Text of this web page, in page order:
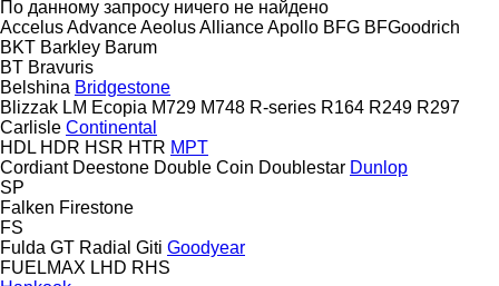
По данному запросу ничего не найдено
AccelusAdvanceAeolusAllianceApollo BFG BFGoodrich
BKT Barkley Barum
BT Bravuris
Belshina Bridgestone
Blizzak LM Ecopia M729 M748 R-series R164 R249 R297
Carlisle Continental
HDL HDR HSR HTR MPT
Cordiant Deestone Double Coin Doublestar Dunlop
SP
Falken Firestone
FS
Fulda GT Radial Giti Goodyear
FUELMAX LHD RHS